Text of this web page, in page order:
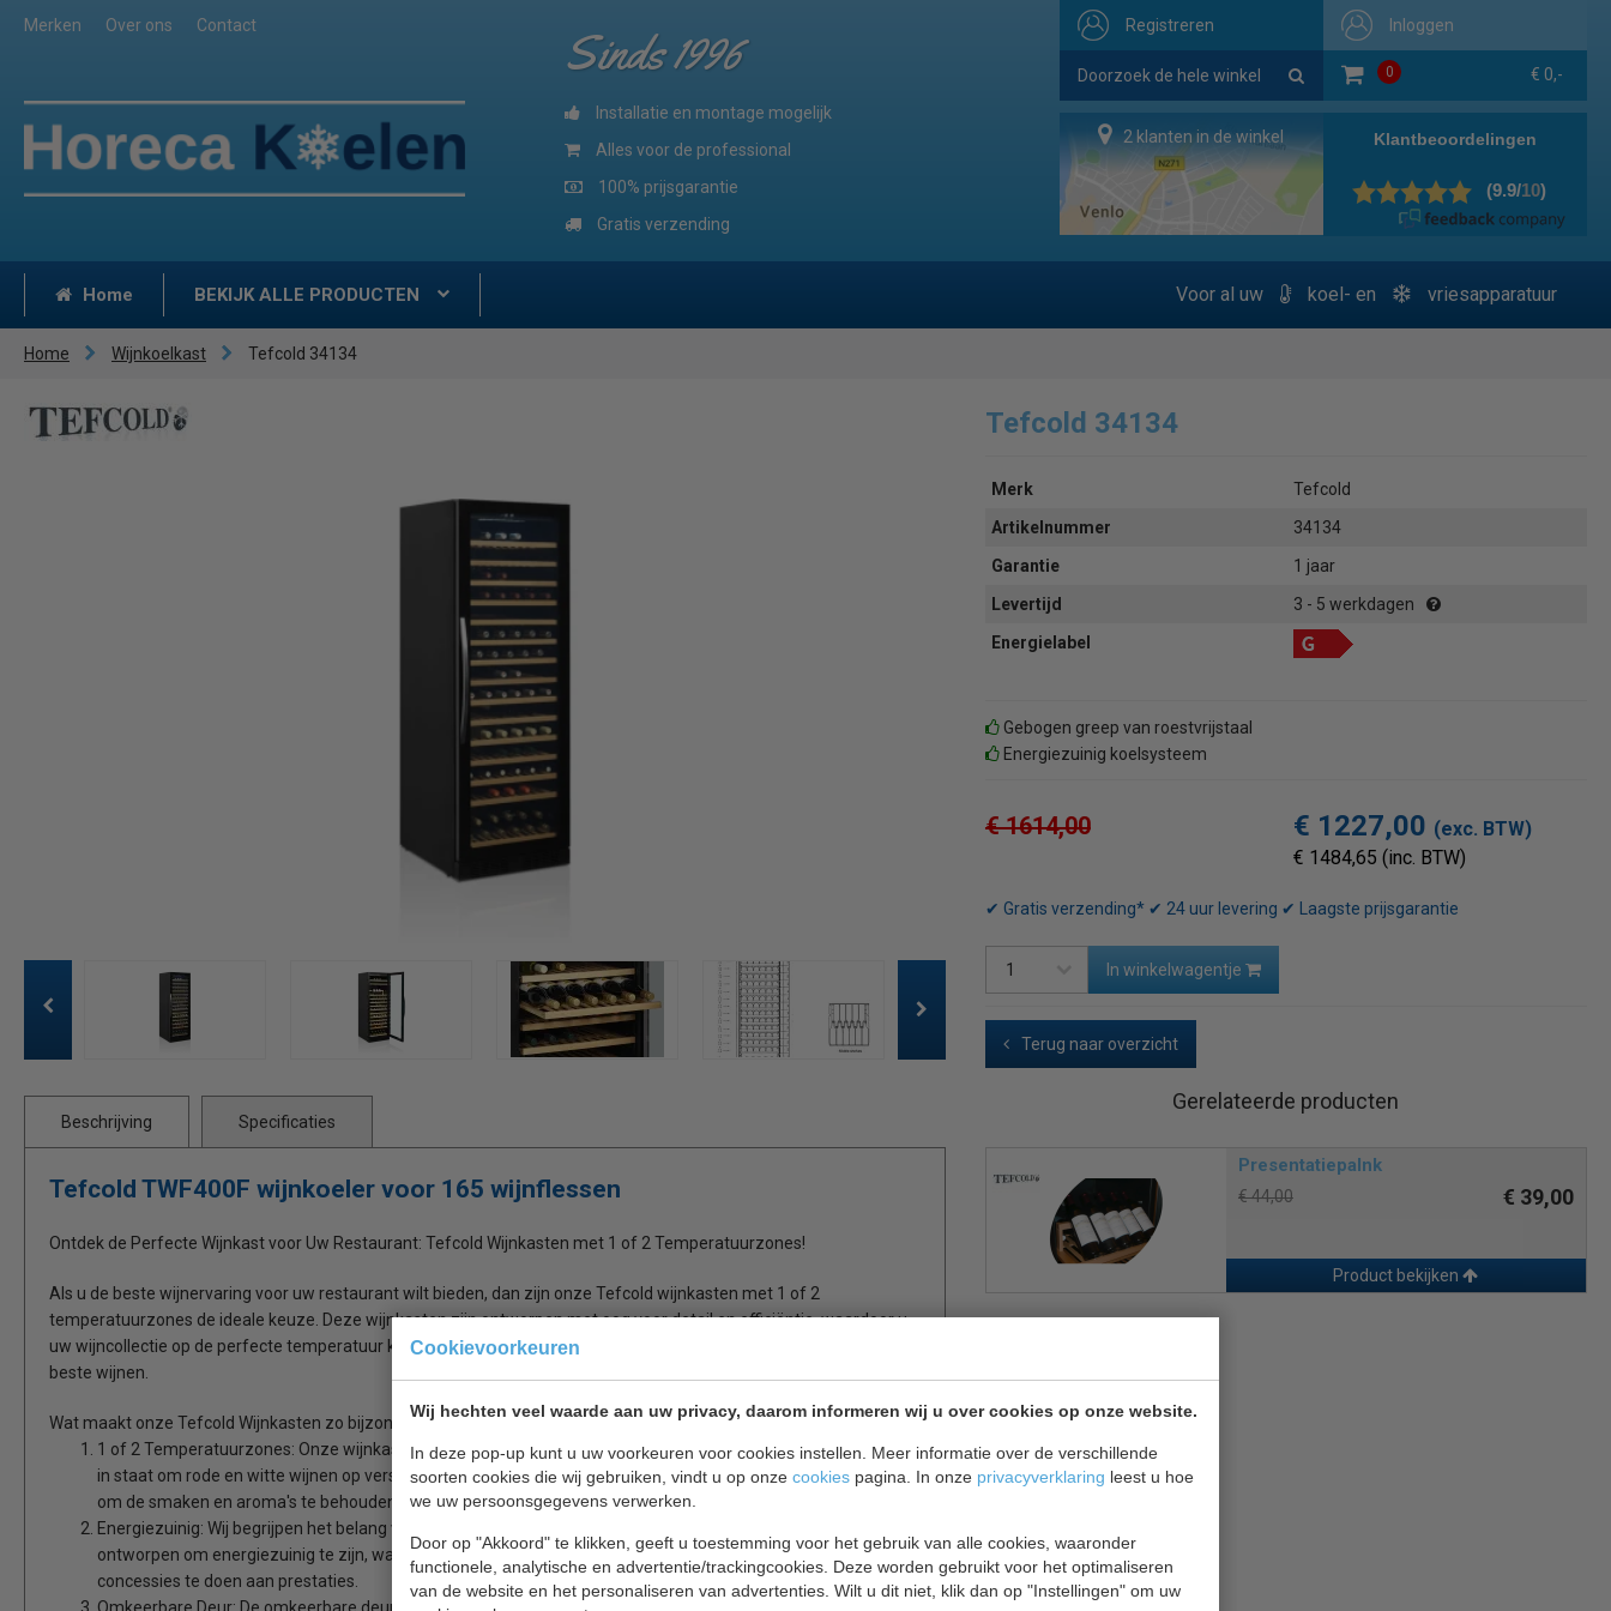
Cookievoorkeuren
Wij hechten veel waarde aan uw privacy, daarom informeren wij u over cookies op onze website.
In deze pop-up kunt u uw voorkeuren voor cookies instellen. Meer informatie over de verschillende
soorten cookies die wij gebruiken, vindt u op onze cookies pagina. In onze privacyverklaring leest u hoe
we uw persoonsgegevens verwerken.
Door op "Akkoord" te klikken, geeft u toestemming voor het gebruik van alle cookies, waaronder
functionele, analytische en advertentie/trackingcookies. Deze worden gebruikt voor het optimaliseren
van de website en het personaliseren van advertenties. Wilt u dit niet, klik dan op "Instellingen" om uw
Merken Over ons Contact Inloggen
0 € 0,-
Registreren
Sinds 1996
Installatie en montage mogelijk
Alles voor de professional
100% prijsgarantie
Gratis verzending
2 klanten in de winkel
Home BEKIJK ALLE PRODUCTEN Voor al uw koel- en vriesapparatuur
Home Wijnkoelkast Tefcold 34134
Tefcold 34134
Merk
Tefcold
Artikelnummer
34134
Garantie
1 jaar
Levertijd
3 - 5 werkdagen
Energielabel
Gebogen greep van roestvrijstaal
Energiezuinig koelsysteem
€ 1614,00 € 1227,00 (exc. BTW)
€ 1484,65 (inc. BTW)
✔ Gratis verzending* ✔ 24 uur levering ✔ Laagste prijsgarantie
In winkelwagentje
Terug naar overzicht
Beschrijving Specificaties
Tefcold TWF400F wijnkoeler voor 165 wijnflessen
Ontdek de Perfecte Wijnkast voor Uw Restaurant: Tefcold Wijnkasten met 1 of 2 Temperatuurzones!
Als u de beste wijnervaring voor uw restaurant wilt bieden, dan zijn onze Tefcold wijnkasten met 1 of 2
temperatuurzones de ideale keuze. Deze wijnkasten zijn ontworpen met oog voor detail en efficiëntie, waardoor u
uw wijncollectie op de perfecte temperatuur kunt bewaren en presenteren, en uw gasten kunt verwennen met de
beste wijnen.
Wat maakt onze Tefcold Wijnkasten zo bijzonder?
1 of 2 Temperatuurzones: Onze wijnkasten zijn verkrijgbaar met zowel 1 als 2 temperatuurzones. Dit stelt u
in staat om rode en witte wijnen op verschillende temperaturen te bewaren en te serveren, wat essentieel is
om de smaken en aroma's te behouden.
Energiezuinig: Wij begrijpen het belang van energie-efficiëntie in uw restaurant. Onze wijnkasten zijn
ontworpen om energiezuinig te zijn, waardoor u kosten bespaart en milieubewust kunt zijn zonder
concessies te doen aan prestaties.
Omkeerbare Deur: De omkeerbare deur van onze wijnkasten biedt flexibiliteit bij het plaatsen van de kast in
Gerelateerde producten
Presentatiepalnk
€ 44,00 € 39,00
Product bekijken